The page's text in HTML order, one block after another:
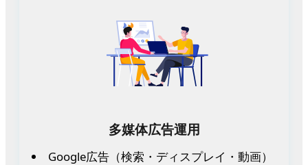
多媒体広告運用
Google広告（検索・ディスプレイ・動画）